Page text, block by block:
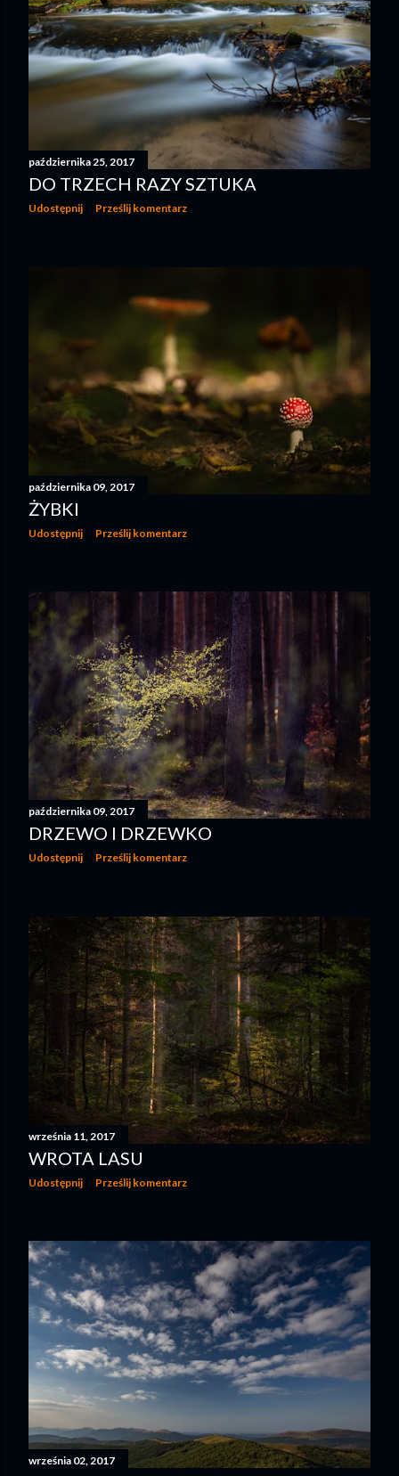
października 25, 2017
DO TRZECH RAZY SZTUKA
Udostępnij Prześlij komentarz
października 09, 2017
ŻYBKI
Udostępnij Prześlij komentarz
października 09, 2017
DRZEWO I DRZEWKO
Udostępnij Prześlij komentarz
września 11, 2017
WROTA LASU
Udostępnij Prześlij komentarz
września 02, 2017